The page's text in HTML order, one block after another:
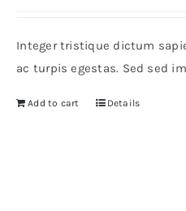
Integer tristique dictum
ac turpis egestas. Sed sed
Add to cart Details